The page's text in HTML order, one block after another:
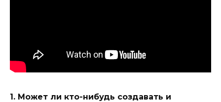
1. Может ли кто-нибудь создавать и